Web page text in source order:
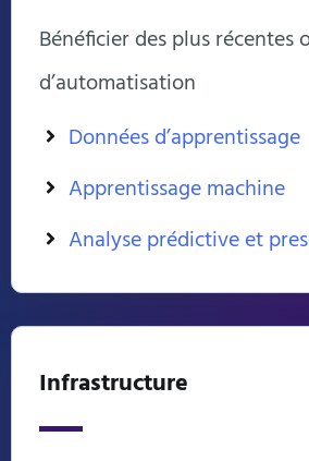
Bénéficier des plus récentes
d’automatisation
Données d’apprentissage
Apprentissage machine
Analyse prédictive et
Infrastructure